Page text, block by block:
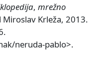
, mrežno
Krleža, 2013.
neruda-pablo>.